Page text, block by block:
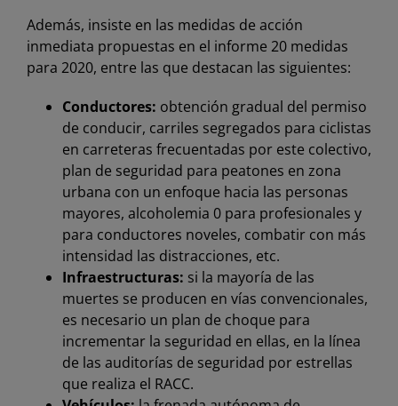
Además, insiste en las medidas de acción
inmediata propuestas en el informe 20 medidas
para 2020, entre las que destacan las siguientes:
Conductores: obtención gradual del permiso
de conducir, carriles segregados para ciclistas
en carreteras frecuentadas por este colectivo,
plan de seguridad para peatones en zona
urbana con un enfoque hacia las personas
mayores, alcoholemia 0 para profesionales y
para conductores noveles, combatir con más
intensidad las distracciones, etc.
Infraestructuras: si la mayoría de las
muertes se producen en vías convencionales,
es necesario un plan de choque para
incrementar la seguridad en ellas, en la línea
de las auditorías de seguridad por estrellas
que realiza el RACC.